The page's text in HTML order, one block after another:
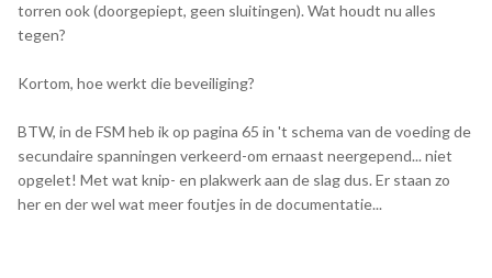
torren ook (doorgepiept, geen sluitingen). Wat houdt nu alles
tegen?
Kortom, hoe werkt die beveiliging?
BTW, in de FSM heb ik op pagina 65 in 't schema van de voeding de
secundaire spanningen verkeerd-om ernaast neergepend... niet
opgelet! Met wat knip- en plakwerk aan de slag dus. Er staan zo
her en der wel wat meer foutjes in de documentatie...